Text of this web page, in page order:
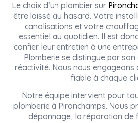
Le choix d’un plombier sur
être laissé au hasard. Votre
canalisations et votre
essentiel au quotidien. Il est
confier leur entretien à une
Plomberie se distingue par son
réactivité. Nous nous engageons
fiable à chaque
Notre équipe intervient pour
plomberie à Pironchamps. Nous
dépannage, la réparation de